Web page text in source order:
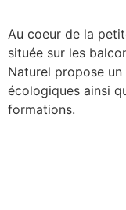
Au coeur de la
située sur les
Naturel propose
écologiques ainsi
formations.